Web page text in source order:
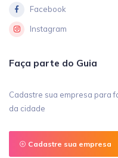
Facebook
Instagram
Faça parte do Guia
Cadastre sua empresa para
da cidade
Cadastre sua empresa